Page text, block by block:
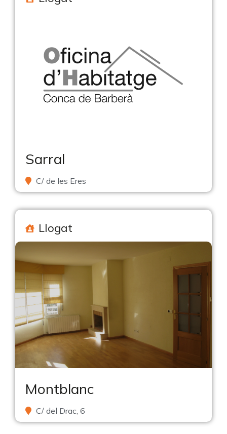
Sarral
C/ de les Eres
Llogat
Montblanc
C/ del Drac, 6